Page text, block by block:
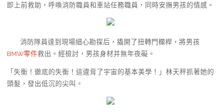
即上前救助，呼喚消防職員和車站任務職員，同時安撫男孩的情感。
消防隊員達到現場細心勘探后，撬開了扭轉門欄桿，將男孩
BMW零件救出。經檢討，男孩身材并無年夜礙。
「失衡！徹底的失衡！這違背了宇宙的基本美學！」林天秤抓著她的
頭髮，發出低沉的尖叫。